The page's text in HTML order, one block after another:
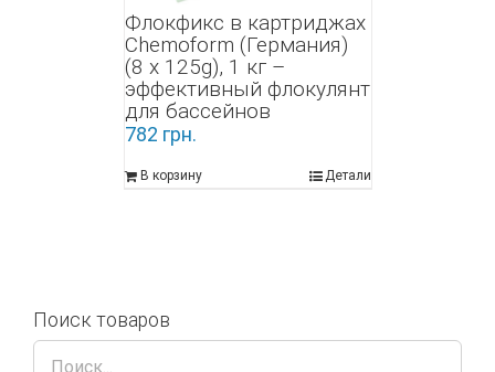
Флокфикс в картриджах
Chemoform (Германия)
(8 x 125g), 1 кг –
эффективный флокулянт
для бассейнов
782 грн.
В корзину Детали
Поиск товаров